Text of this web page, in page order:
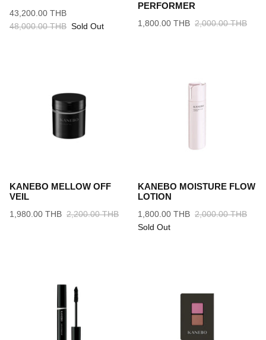
43,200.00 THB
48,000.00 THB Sold Out
PERFORMER
1,800.00 THB 2,000.00 THB
KANEBO MELLOW OFF
VEIL
1,980.00 THB 2,200.00 THB
KANEBO MOISTURE FLOW
LOTION
1,800.00 THB 2,000.00 THB
Sold Out